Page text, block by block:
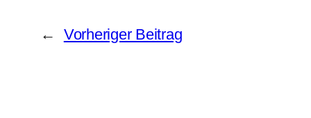
← Vorheriger Beitrag